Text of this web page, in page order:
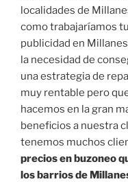
localidades de
como trabajaríamos
publicidad en
la necesidad de
una estrategia de
muy rentable pero
hacemos en la gran
beneficios a nuestra
tenemos muchos
precios en buzoneo
los barrios de